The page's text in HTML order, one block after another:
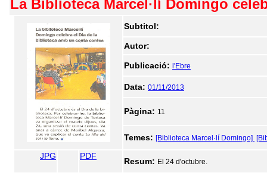
La Biblioteca Marcel·lí Domingo
Subtitol:
Autor:
Publicació: l'Ebre
Data: 01/11/2013
Pàgina: 11
Temes: [Biblioteca Marcel·lí Domingo]
JPG PDF
Resum: El 24 d'octubre.